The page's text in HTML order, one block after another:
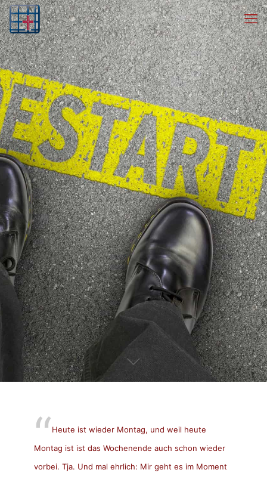
Heute ist wieder Montag, und weil heute
Montag ist ist das Wochenende auch schon wieder
vorbei. Tja. Und mal ehrlich: Mir geht es im Moment